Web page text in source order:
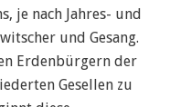
je nach Jahres- und
und Gesang.
Erdenbürgern der
Gesellen zu